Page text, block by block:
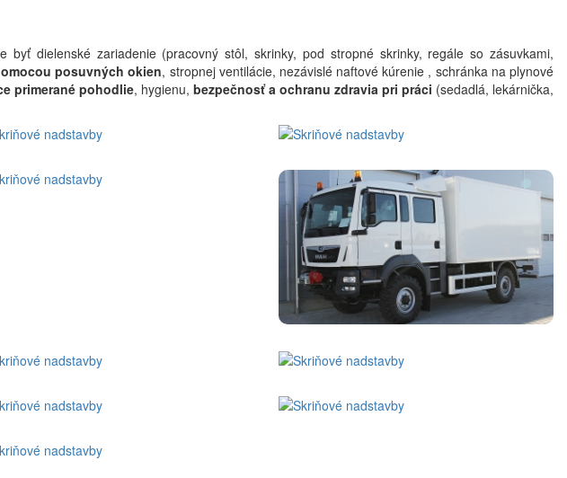
byť dielenské zariadenie (pracovný stôl, skrinky, pod stropné skrinky, regále so zásuvkami,
posuvných okien, stropnej ventilácie, nezávislé naftové kúrenie , schránka na plynové
primerané pohodlie, hygienu, bezpečnosť a ochranu zdravia pri práci (sedadlá, lekárnička,